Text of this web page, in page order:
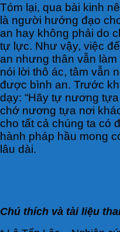
Tóm lại, qua bài kinh
là người hướng đạo
an hay không phải do
tự lực. Như vậy, việc
an nhưng thân vẫn
nói lời thô ác, tâm vẫn
được bình an. Trước
dạy: “Hãy tự nương
chớ nương tựa nơi
cho tất cả chúng ta có
hành pháp hầu mong
lâu dài.
Chú thích và tài liệu